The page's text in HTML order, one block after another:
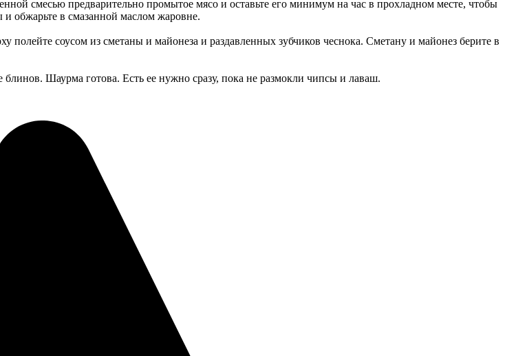
смесью предварительно промытое мясо и оставьте его минимум на час в прохладном месте, чтобы
и обжарьте в смазанной маслом жаровне.
соусом из сметаны и майонеза и раздавленных зубчиков чеснока. Сметану и майонез берите в
Шаурма готова. Есть ее нужно сразу, пока не размокли чипсы и лаваш.